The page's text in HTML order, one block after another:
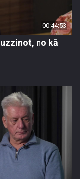
00:44:53
no kā